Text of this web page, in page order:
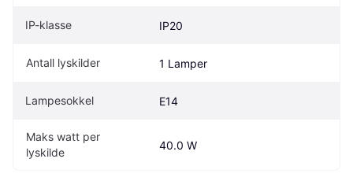
IP-klasse IP20
Antall lyskilder 1 Lamper
Lampesokkel E14
Maks watt per
lyskilde
40.0 W